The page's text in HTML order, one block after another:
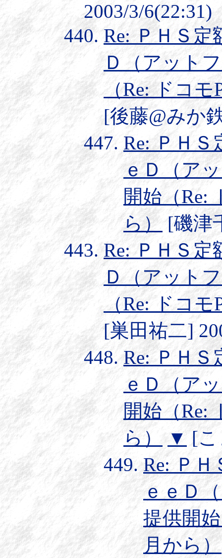
2003/3/6(22:31)
Re: ＰＨＳ
Ｄ（アット
（Re: ドコ
[後藤@みか
Re: ＰＨ
ｅＤ（ア
開始（Re:
ら） [磯津
Re: ＰＨＳ
Ｄ（アット
（Re: ドコ
[巣田祐二]
Re: ＰＨ
ｅＤ（ア
開始（Re:
ら）
▼ [こ
Re: Ｐ
ｅｅＤ
提供開
月から）